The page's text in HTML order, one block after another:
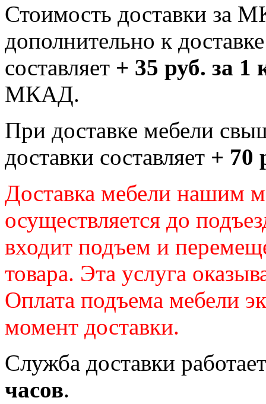
Стоимость доставки за
дополнительно к
составляет + 35 руб. за 1
МКАД.
При доставке мебели
доставки составляет + 70
Доставка мебели нашим
осуществляется до
входит подъем и
товара. Эта услуга
Оплата подъема мебели
момент доставки.
Служба доставки
часов.